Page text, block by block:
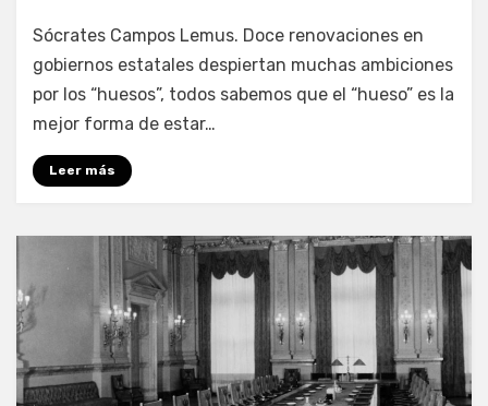
Enrique
Sócrates Campos Lemus. Doce renovaciones en
gobiernos estatales despiertan muchas ambiciones
por los “huesos”, todos sabemos que el “hueso” es la
mejor forma de estar…
Leer más